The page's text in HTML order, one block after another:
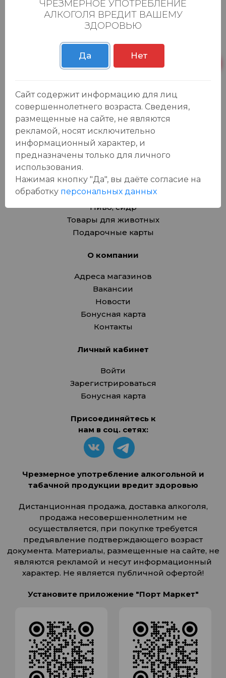
Добавить в корзину
... 7 10
Каталог
Продукты
Азия
Безалкогольные напитки
Товары для дома, игрушки
Крепкие напитки
Вина
Пиво, сидр
Товары для животных
Подарочные карты
О компании
Адреса магазинов
Вакансии
Новости
Бонусная карта
Контакты
Личный кабинет
Войти
Зарегистрироваться
Бонусная карта
Присоединяйтесь к
нам в соц. сетях:
Чрезмерное употребление алкогольной и
табачной продукции вредит здоровью
Дистанционная продажа, доставка алкоголя,
продажа несовершеннолетним не
осуществляется, при покупке требуется
предъявление подтверждающего возраст
документа. Материалы, размещенные на сайте, не
являются рекламой и несут информационный
характер. Не является публичной офертой!
Установите приложение "Порт Маркет"
ЧРЕЗМЕРНОЕ УПОТРЕБЛЕНИЕ
АЛКОГОЛЯ ВРЕДИТ ВАШЕМУ
ЗДОРОВЬЮ
Да Нет
Сайт содержит информацию для лиц
совершеннолетнего возраста. Сведения,
размещенные на сайте, не являются
рекламой, носят исключительно
информационный характер, и
предназначены только для личного
использования.
Нажимая кнопку "Да", вы даёте cогласие на
обработку персональных данных